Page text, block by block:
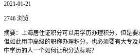
2021-01-21
2746 浏览
摘要：上海居住证积分可以用学历办理积分，但是要
但如此用中高级的职称办理积分，也必须要有大专
中学历的人一个如何让积分达标呢？